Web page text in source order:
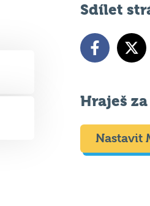
Sdílet
Hraješ
Nastavit